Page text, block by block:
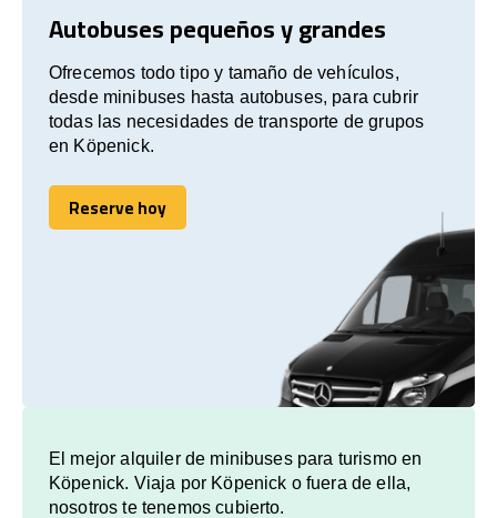
Autobuses pequeños y grandes
Ofrecemos todo tipo y tamaño de vehículos,
desde minibuses hasta autobuses, para cubrir
todas las necesidades de transporte de grupos
en Köpenick.
Reserve hoy
Reserve hoy
El mejor alquiler de minibuses para turismo en
Köpenick. Viaja por Köpenick o fuera de ella,
nosotros te tenemos cubierto.